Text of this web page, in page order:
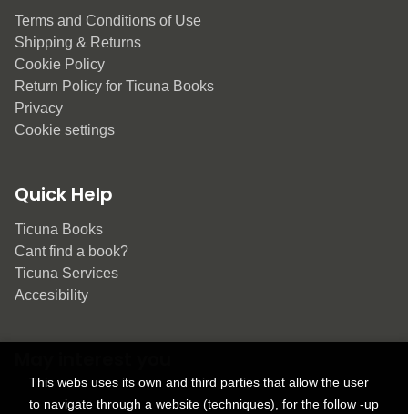
Terms and Conditions of Use
Shipping & Returns
Cookie Policy
Return Policy for Ticuna Books
Privacy
Cookie settings
Quick Help
Ticuna Books
Cant find a book?
Ticuna Services
Accesibility
This webs uses its own and third parties that allow the user
to navigate through a website (techniques), for the follow -up